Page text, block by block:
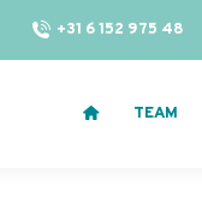
+31 6 152 975 48
TEAM